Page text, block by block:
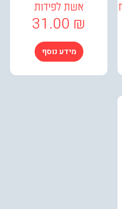
אשת לפידות
31.00
מידע נוסף